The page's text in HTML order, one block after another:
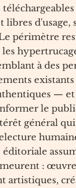
libres d'usage,
périmètre
les
à des
existants
— et
le
général
:
artistiques,